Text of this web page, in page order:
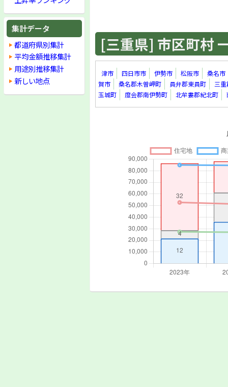
集計データ
都道府県別集計
平均金額推移集計
用途別推移集計
新しい地点
[三重県] 市区町村
津市 四日市市 伊勢市 松阪市
桑名市
賀市
桑名郡木曽岬町 員弁郡東員町
三重
玉城町
度会郡南伊勢町 北牟婁郡紀北町